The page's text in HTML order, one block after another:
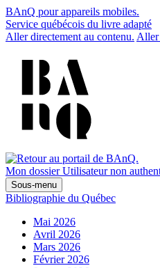
BAnQ pour appareils mobiles.
Service québécois du livre adapté
Aller directement au contenu. Aller
Mon dossier Utilisateur non
Sous-menu
Bibliographie du Québec
Mai 2026
Avril 2026
Mars 2026
Février 2026